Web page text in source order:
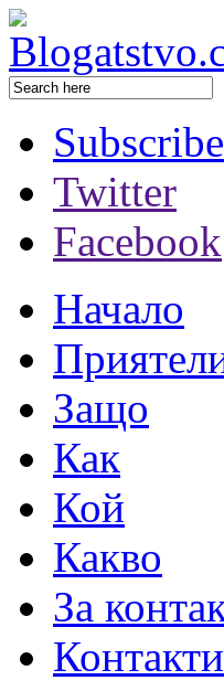
Subscribe
Twitter
Facebook
Начало
Защо
Как
Кой
Какво
За